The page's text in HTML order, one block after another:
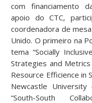
com financiamento
apoio do CTC,
coordenadora de
Unido. O primeiro na
tema “Socially
Strategies and
Resource Efficience in
Newcastle
“South-South